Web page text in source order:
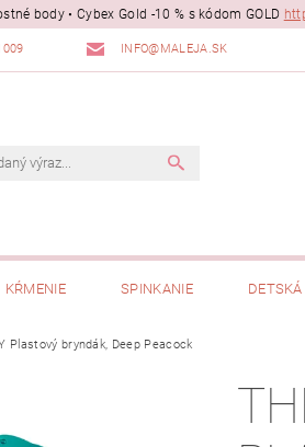
body • Cybex Gold -10 % s kódom GOLD
INFO@MALEJA.SK
KŔMENIE SPINKANIE
Plastový bryndák, Deep Peacock